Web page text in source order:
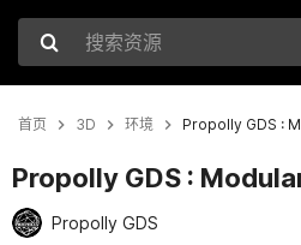
搜索资源
首页 3D 环境 Propolly GDS :
Propolly GDS :
Propolly GDS